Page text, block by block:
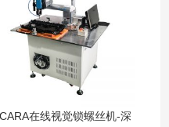
在线视觉锁螺丝机-深